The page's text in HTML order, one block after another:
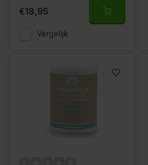
€18,95
Vergelijk